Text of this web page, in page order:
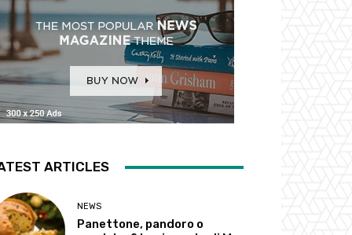
ARTICLES
NEWS
Panettone, pandoro o